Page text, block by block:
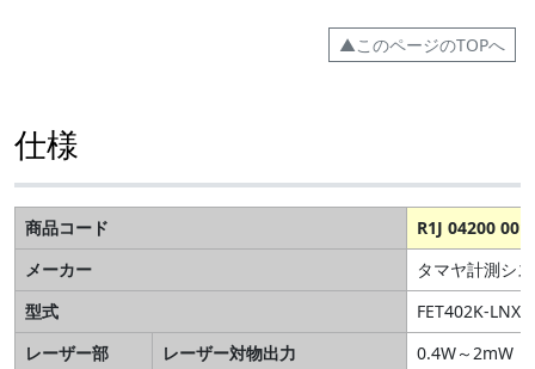
▲このページのTOPへ
仕様
商品コード
R1J 04200 001
メーカー
タマヤ計測シ
型式
FET402K-LNX
レーザー部
レーザー対物出力
0.4W～2mW